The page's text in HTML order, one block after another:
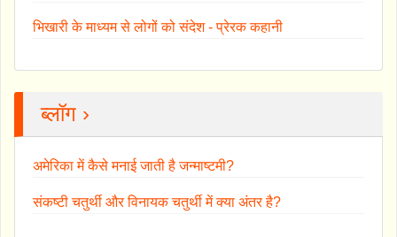
भिखारी के माध्यम से लोगों को संदेश - प्रेरक कहानी
ब्लॉग ›
अमेरिका में कैसे मनाई जाती है जन्माष्टमी?
संकष्टी चतुर्थी और विनायक चतुर्थी में क्या अंतर है?